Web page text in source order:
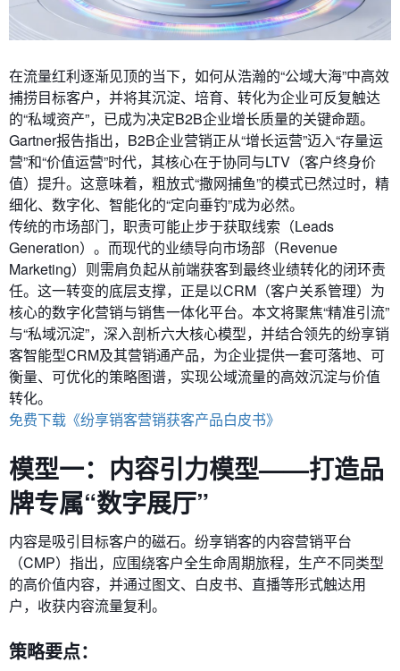
在流量红利逐渐见顶的当下，如何从浩瀚的“公域大海”中高效
捕捞目标客户，并将其沉淀、培育、转化为企业可反复触达
的“私域资产”，已成为决定B2B企业增长质量的关键命题。
Gartner报告指出，B2B企业营销正从“增长运营”迈入“存量运
营”和“价值运营”时代，其核心在于协同与LTV（客户终身价
值）提升。这意味着，粗放式“撒网捕鱼”的模式已然过时，精
细化、数字化、智能化的“定向垂钓”成为必然。
传统的市场部门，职责可能止步于获取线索（Leads
Generation）。而现代的业绩导向市场部（Revenue
Marketing）则需肩负起从前端获客到最终业绩转化的闭环责
任。这一转变的底层支撑，正是以CRM（客户关系管理）为
核心的数字化营销与销售一体化平台。本文将聚焦“精准引流”
与“私域沉淀”，深入剖析六大核心模型，并结合领先的纷享销
客智能型CRM及其营销通产品，为企业提供一套可落地、可
衡量、可优化的策略图谱，实现公域流量的高效沉淀与价值
转化。
免费下载《纷享销客营销获客产品白皮书》
模型一：内容引力模型——打造品
牌专属“数字展厅”
内容是吸引目标客户的磁石。纷享销客的内容营销平台
（CMP）指出，应围绕客户全生命周期旅程，生产不同类型
的高价值内容，并通过图文、白皮书、直播等形式触达用
户，收获内容流量复利。
策略要点：